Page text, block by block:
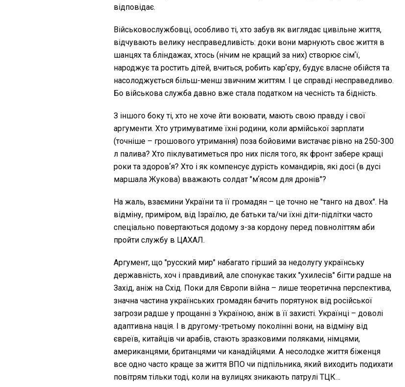
відповідає.
Військовослужбовці, особливо ті, хто забув як виглядає цивільне життя,
відчувають велику несправедливість: доки вони марнують своє життя в
шанцях та бліндажах, хтось (нічим не кращий за них) створює сімʼї,
народжує та ростить дітей, вчиться, робить карʼєру, будує власне обійстя та
насолоджується більш-менш звичним життям. І це справді несправедливо.
Бо військова служба давно вже стала податком на чесність та бідність.
З іншого боку ті, хто не хоче йти воювати, мають свою правду і свої
аргументи. Хто утримуватиме їхні родини, коли армійської зарплати
(точніше – грошового утримання) поза бойовими вистачає рівно на 250-300
л палива? Хто піклуватиметься про них після того, як фронт забере кращі
роки та здоровʼя? Хто і як компенсує дурість командирів, які досі (в дусі
маршала Жукова) вважають солдат "мʼясом для дронів"?
На жаль, взаємини України та її громадян – це точно не "танго на двох". На
відміну, приміром, від Ізраїлю, де батьки та/чи їхні діти-підлітки часто
спеціально повертаються додому з-за кордону перед повноліттям аби
пройти службу в ЦАХАЛ.
Аргумент, що "русский мир" набагато гірший за недолугу українську
державність, хоч і правдивий, але спонукає таких "ухилесів" бігти радше на
Захід, аніж на Схід. Поки для Європи війна – лише теоретична перспектива,
значна частина українських громадян бачить порятунок від російської
загрози радше у прощанні з Україною, аніж в її захисті. Українці – доволі
адаптивна нація. І в другому-третьому поколінні вони, на відміну від
євреїв, китайців чи арабів, стають зразковими поляками, німцями,
американцями, британцями чи канадійцями. А несолодке життя біженця
все одно часто краще за життя ВПО чи підпільника, який виходить подихати
повітрям тільки тоді, коли на вулицях зникають патрулі ТЦК…